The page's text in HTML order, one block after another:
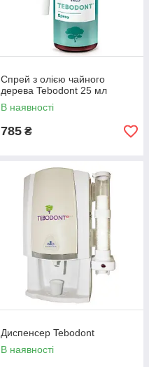
Спрей з олією чайного
дерева Tebodont 25 мл
В наявності
785 ₴
Диспенсер Tebodont
В наявності